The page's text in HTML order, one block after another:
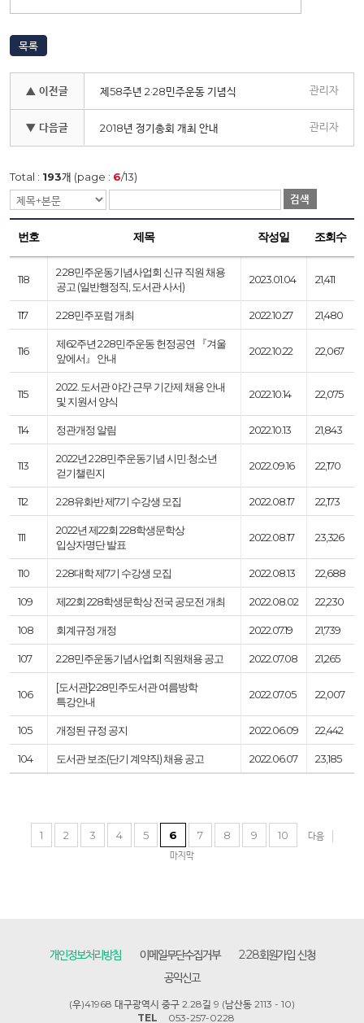
목록
▲ 이전글 제58주년 2·28민주운동 기념식 관리자
▼ 다음글 2018년 정기총회 개최 안내 관리자
Total : 193개 (page : 6/13)
검색
번호 제목 작성일 조회수
118
2·28민주운동기념사업회 신규 직원 채용
공고 (일반행정직, 도서관 사서)
2023.01.04 21,411
117 2.28민주포럼 개최 2022.10.27 21,480
116
제62주년 2·28민주운동 헌정공연 『겨울
앞에서』 안내
2022.10.22 22,067
115
2022. 도서관 야간 근무 기간제 채용 안내
및 지원서 양식
2022.10.14 22,075
114 정관개정 알림 2022.10.13 21,843
113
2022년 2·28민주운동기념 시민·청소년
걷기챌린지
2022.09.16 22,170
112 2·28유화반 제7기 수강생 모집 2022.08.17 22,173
111
2022년 제22회 228학생문학상
입상자명단 발표
2022.08.17 23,326
110 2·28대학 제7기 수강생 모집 2022.08.13 22,688
109 제22회 228학생문학상 전국 공모전 개최 2022.08.02 22,230
108 회계규정 개정 2022.07.19 21,739
107 2.28민주운동기념사업회 직원채용 공고 2022.07.08 21,265
106
[도서관]2∙28민주도서관 여름방학
특강안내
2022.07.05 22,007
105 개정된 규정 공지 2022.06.09 22,442
104 도서관 보조(단기 계약직) 채용 공고 2022.06.07 23,185
1 2 3 4 5 6 7 8 9 10
다음
마지막
개인정보처리방침 이메일무단수집거부
2·28회원가입 신청
공익신고
(우)41968 대구광역시 중구 2.28길 9 (남산동 2113 - 10)
TEL
053-257-0228